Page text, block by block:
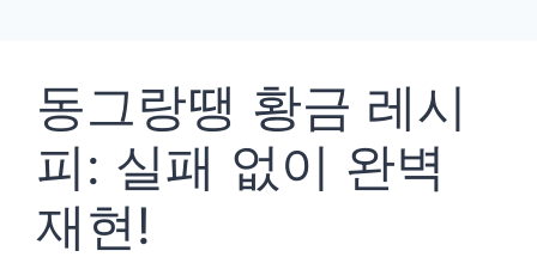
동그랑땡 황금 레시
피: 실패 없이 완벽
재현!